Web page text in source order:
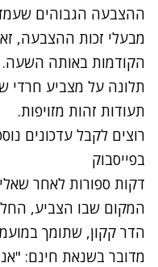
הקודמות באותה
תלונה על מצביע חרדי
תעודות זהות מזויפות.
בפייסבוק
דקות ספורות לאחר
המקום שבו הצביע,
הדר קקון, שתומך
מדובר בשנאת חינם: